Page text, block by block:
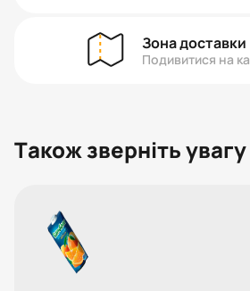
Зона доставки
Подивитися на
Також зверніть увагу